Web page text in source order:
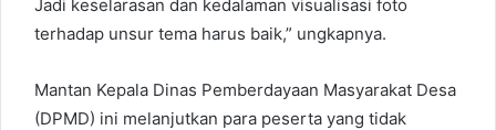
Jadi keselarasan dan kedalaman visualisasi foto
terhadap unsur tema harus baik,” ungkapnya.
Mantan Kepala Dinas Pemberdayaan Masyarakat Desa
(DPMD) ini melanjutkan para peserta yang tidak